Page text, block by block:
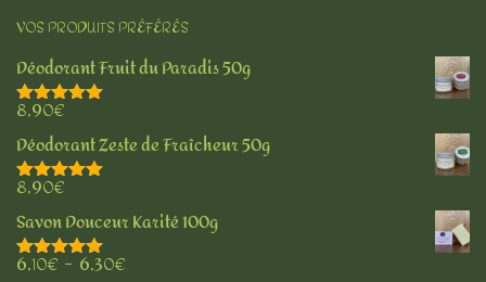
VOS PRODUITS PRÉFÉRÉS
Déodorant Fruit du Paradis 50g
Note5.00
8,90€
Déodorant Zeste de Fraîcheur 50g
Note5.00
8,90€
Savon Douceur Karité 100g
Note 5.00
6,10€ – 6,30€